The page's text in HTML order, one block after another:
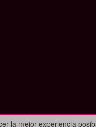
la mejor experiencia